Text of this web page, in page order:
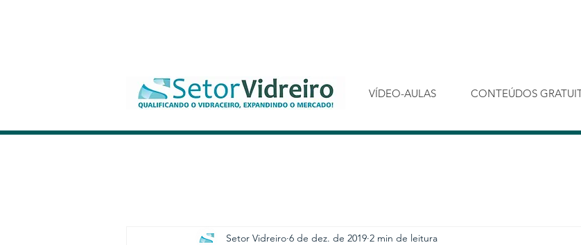
VÍDEO-AULAS CONTEÚDOS
Setor Vidreiro 6 de dez. de 2019 2 min de leitura